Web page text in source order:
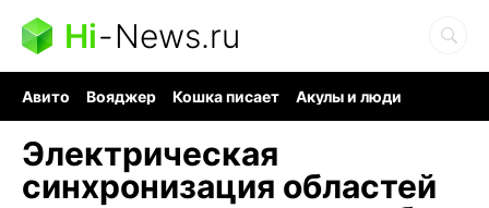
Hi-News.ru
Авито Вояджер Кошка писает
Акулы и люди
Электрическая
синхронизация областей